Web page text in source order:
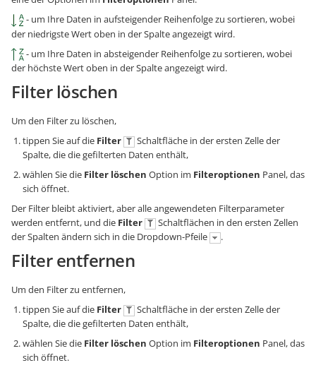
- um Ihre Daten in aufsteigender Reihenfolge zu sortieren, wobei
der niedrigste Wert oben in der Spalte angezeigt wird.
- um Ihre Daten in absteigender Reihenfolge zu sortieren, wobei
der höchste Wert oben in der Spalte angezeigt wird.
Filter löschen
Um den Filter zu löschen,
tippen Sie auf die Filter
Schaltfläche in der ersten Zelle der
Spalte, die die gefilterten Daten enthält,
wählen Sie die Filter löschen Option im Filteroptionen Panel, das
sich öffnet.
Der Filter bleibt aktiviert, aber alle angewendeten Filterparameter
werden entfernt, und die Filter
Schaltflächen in den ersten Zellen
der Spalten ändern sich in die Dropdown-Pfeile
.
Filter entfernen
Um den Filter zu entfernen,
tippen Sie auf die Filter
Schaltfläche in der ersten Zelle der
Spalte, die die gefilterten Daten enthält,
wählen Sie die Filter löschen Option im Filteroptionen Panel, das
sich öffnet.